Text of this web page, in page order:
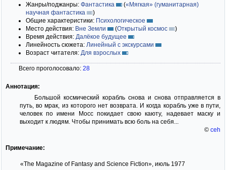
Жанры/поджанры: Фантастика («Мягкая» (гуманитарная)
научная фантастика
)
Общие характеристики: Психологическое
Место действия: Вне Земли (Открытый космос
)
Время действия: Далёкое будущее
Линейность сюжета: Линейный с экскурсами
Возраст читателя: Для взрослых
Всего проголосовало: 28
Аннотация:
Большой космический корабль снова и снова отправляется в
путь, во мрак, из которого нет возврата. И когда корабль уже в пути,
человек по имени Мосс покидает свою каюту, надевает маску и
выходит к людям. Чтобы принимать всю боль на себя...
© ceh
Примечание:
«The Magazine of Fantasy and Science Fiction», июль 1977